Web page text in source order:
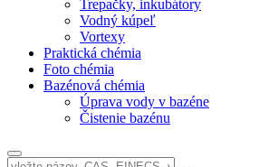
Trepačky, inkubátory
Vodný kúpeľ
Vortexy
Praktická chémia
Foto chémia
Bazénová chémia
Úprava vody v bazéne
Čistenie bazénu